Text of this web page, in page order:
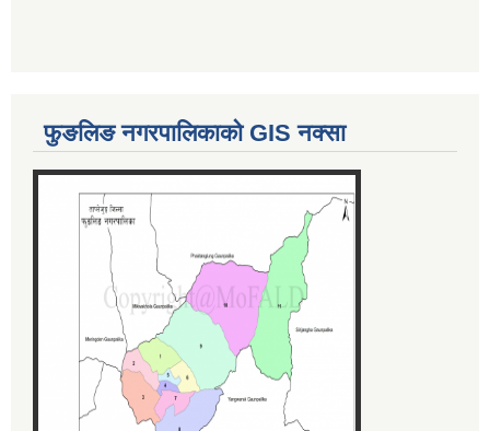
फुङलिङ नगरपालिकाको GIS नक्सा